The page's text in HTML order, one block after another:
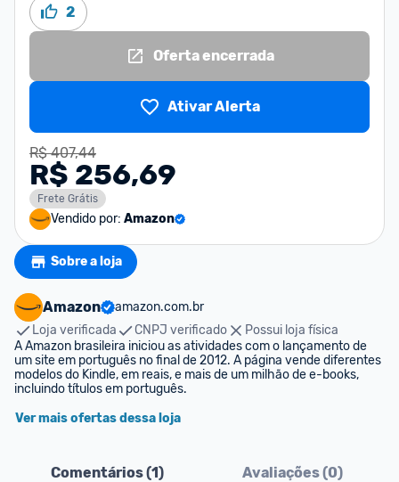
2
Oferta encerrada
Ativar Alerta
R$ 407,44
R$ 256,69
Frete Grátis
Vendido por: Amazon
Sobre a loja
Amazon
amazon.com.br
Loja verificada
CNPJ verificado
Possui loja física
A Amazon brasileira iniciou as atividades com o lançamento de
um site em português no final de 2012. A página vende diferentes
modelos do Kindle, em reais, e mais de um milhão de e-books,
incluindo títulos em português.
Ver mais ofertas dessa loja
Comentários (1) Avaliações (0)